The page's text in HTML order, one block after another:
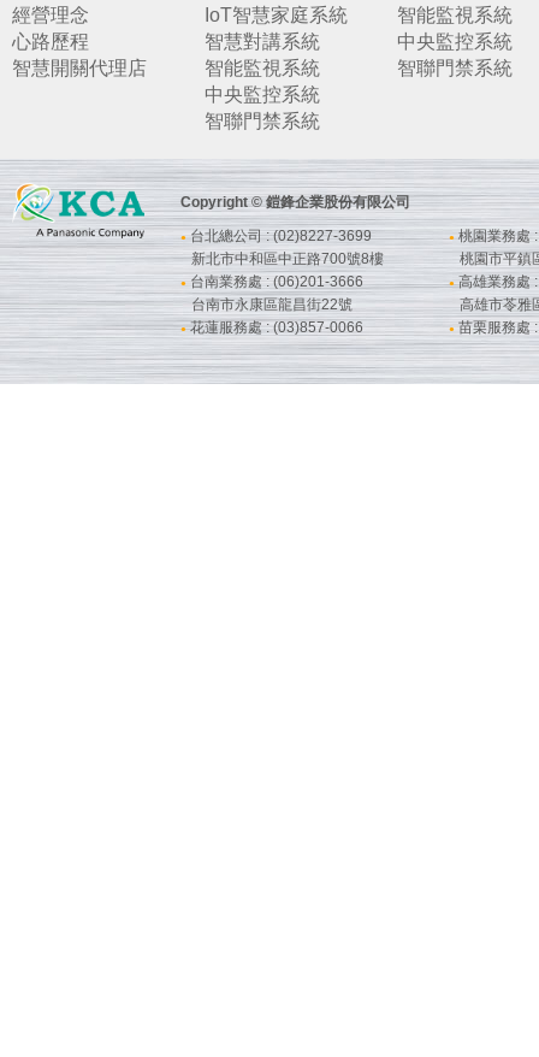
經營理念
心路歷程
智慧開關代理店
IoT智慧家庭系統
智慧對講系統
智能監視系統
中央監控系統
智聯門禁系統
智能監視系統
中央監控系統
智聯門禁系統
Copyright © 鎧鋒企業股份有限公司
●台北總公司 : (02)8227-3699
新北市中和區中正路700號8樓
● 桃園業務處
桃園市平鎮
● 台南業務處 : (06)201-3666
台南市永康區龍昌街22號
●高雄業務處
高雄市苓雅
●花蓮服務處 : (03)857-0066 ● 苗栗服務處